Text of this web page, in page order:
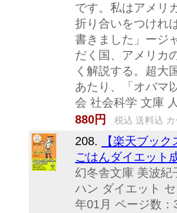
です。私はアメリ
折り合いをつけれ
書きました」ージ
だく国、アメリカ
く解説する。超大
あたり、「オバマ
会 社会科学 文庫
880円
税込 送料込
208.
【楽天ブッ
ごはんダイエット
幻冬舎文庫 美波紀
ハン ダイエット
年01月 ページ数